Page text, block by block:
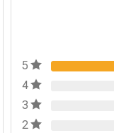
5
4
3
2